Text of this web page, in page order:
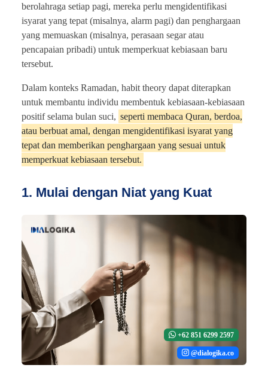
berolahraga setiap pagi, mereka perlu mengidentifikasi
isyarat yang tepat (misalnya, alarm pagi) dan penghargaan
yang memuaskan (misalnya, perasaan segar atau
pencapaian pribadi) untuk memperkuat kebiasaan baru
tersebut.
Dalam konteks Ramadan, habit theory dapat diterapkan
untuk membantu individu membentuk kebiasaan-kebiasaan
positif selama bulan suci, seperti membaca Quran, berdoa,
atau berbuat amal, dengan mengidentifikasi isyarat yang
tepat dan memberikan penghargaan yang sesuai untuk
memperkuat kebiasaan tersebut.
1. Mulai dengan Niat yang Kuat
+62 851 6299 2597
@dialogika.co